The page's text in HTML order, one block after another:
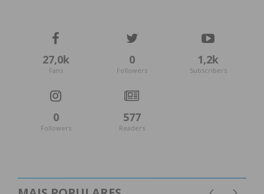
27,0k
Fans
0
Followers
1,2k
Subscribers
0
Followers
577
Readers